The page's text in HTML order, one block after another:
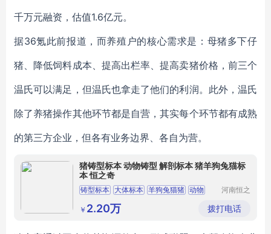
千万元融资，估值1.6亿元。
据36氪此前报道，而养殖户的核心需求是：母猪多下仔
猪、降低饲料成本、提高出栏率、提高卖猪价格，前三个
温氏可以满足，但温氏也拿走了他们的利润。此外，温氏
除了养猪操作其他环节都是自营，其实每个环节都有成熟
的第三方企业，但各有业务边界、各自为营。
猪铸型标本 动物铸型 解剖标本 猪羊狗兔猫标
本 恒之奇
铸型标本 大体标本 羊狗兔猫猪 动物
解剖
河南恒之
限公司
￥ 2.20万 拨打电话